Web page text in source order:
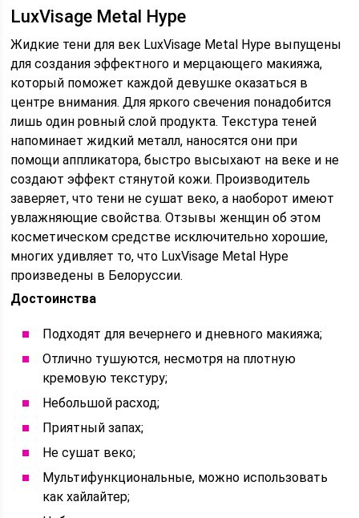
LuxVisage Metal Hype
Жидкие тени для век LuxVisage Metal Hype выпущены
для создания эффектного и мерцающего макияжа,
который поможет каждой девушке оказаться в
центре внимания. Для яркого свечения понадобится
лишь один ровный слой продукта. Текстура теней
напоминает жидкий металл, наносятся они при
помощи аппликатора, быстро высыхают на веке и не
создают эффект стянутой кожи. Производитель
заверяет, что тени не сушат веко, а наоборот имеют
увлажняющие свойства. Отзывы женщин об этом
косметическом средстве исключительно хорошие,
многих удивляет то, что LuxVisage Metal Hype
произведены в Белоруссии.
Достоинства
Подходят для вечернего и дневного макияжа;
Отлично тушуются, несмотря на плотную
кремовую текстуру;
Небольшой расход;
Приятный запах;
Не сушат веко;
Мультифункциональные, можно использовать
как хайлайтер;